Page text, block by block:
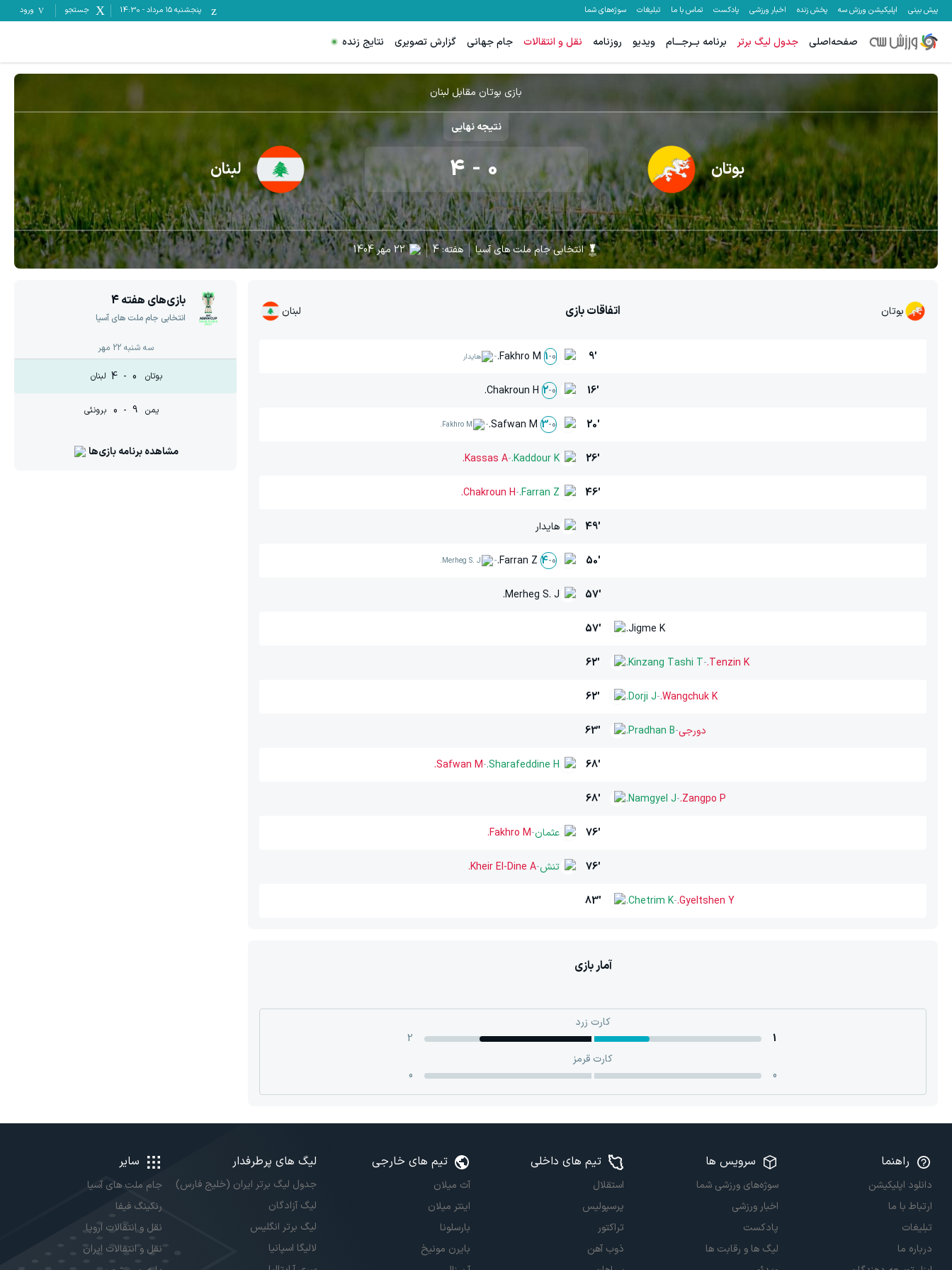
پیش بینی اپلیکیشن ورزش سه پخش زنده اخبار ورزشی پادکست تماس با ما تبلیغات سوژه‌های شما پنجشنبه ۱۵ مرداد -
14:30 جستجو ورود
صفحه‌اصلی جدول لیگ برتر برنامه بــرجـــام ویدیو روزنامه نقل و انتقالات جام جهانی گزارش تصویری نتایج زنده
بازی بوتان مقابل لبنان
نتیجه نهایی
بوتان 0
-
4 لبنان
انتخابی جام ملت های آسیا هفته:4 22 مهر 1404
اتفاقات بازی بوتان لبنان
9'
0
-
1
Fakhro M.
- هایدار
16'
0
-
2
Chakroun H.
20'
0
-
3
Safwan M.
-
Fakhro M.
26'
Kaddour K.
-
Kassas A.
46'
Farran Z.
-
Chakroun H.
49' هایدار
50'
0
-
4
Farran Z.
-
Merheg S. J.
57'
Merheg S. J.
57' Jigme K.
62' Kinzang Tashi T.- Tenzin K.
62' Dorji J.-Wangchuk K.
63' Pradhan B.-دورجی
68'
Sharafeddine H.
-
Safwan M.
68' Namgyel J.- Zangpo P.
76' عثمان-
Fakhro M.
76' تنش-
Kheir El-Dine A.
83' Chetrim K.-Gyeltshen Y.
آمار بازی
کارت زرد
1
2
کارت قرمز
0
0
بازی‌های هفته4
انتخابی جام ملت های آسیا
سه شنبه 22 مهر
بوتان 0
-
4 لبنان
یمن 9
-
0 برونئی
مشاهده برنامه بازی‌ها
راهنما
دانلود اپلیکیشن
ارتباط با ما
تبلیغات
درباره ما
سرویس ها
سوژه‌های ورزشی شما
اخبار ورزشی
پادکست
لیگ ها و رقابت ها
تیم های داخلی
استقلال
پرسپولیس
تراکتور
ذوب آهن
تیم های خارجی
آث میلان
اینتر میلان
بارسلونا
بایرن مونیخ
لیگ های پرطرفدار
جدول لیگ برتر ایران (خلیج فارس)
لیگ آزادگان
لیگ برتر انگلیس
لالیگا اسپانیا
سایر
جام ملت های آسیا
رنکینگ فیفا
نقل و انتقالات اروپا
نقل و انتقالات ایران